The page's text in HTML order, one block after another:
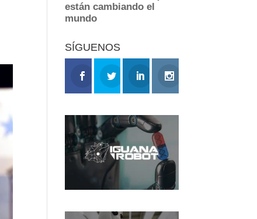
SÍGUENOS